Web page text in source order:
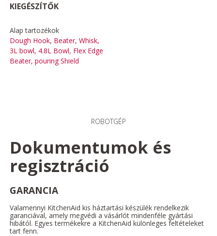
KIEGÉSZÍTŐK
Alap tartozékok
Dough Hook, Beater, Whisk,
3L bowl, 4.8L Bowl, Flex Edge
Beater, pouring Shield
ROBOTGÉP
Dokumentumok és
regisztráció
GARANCIA
Valamennyi KitchenAid kis háztartási készülék rendelkezik
garanciával, amely megvédi a vásárlót mindenféle gyártási
hibától. Egyes termékekre a KitchenAid különleges feltételeket
tart fenn.